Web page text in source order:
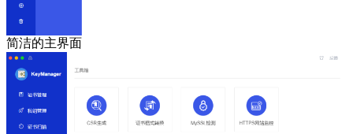
简洁的主界面